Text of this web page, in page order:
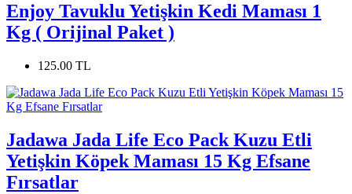
Enjoy Tavuklu Yetişkin Kedi Maması 1
Kg ( Orijinal Paket )
125.00 TL
Jadawa Jada Life Eco Pack Kuzu Etli
Yetişkin Köpek Maması 15 Kg Efsane
Fırsatlar